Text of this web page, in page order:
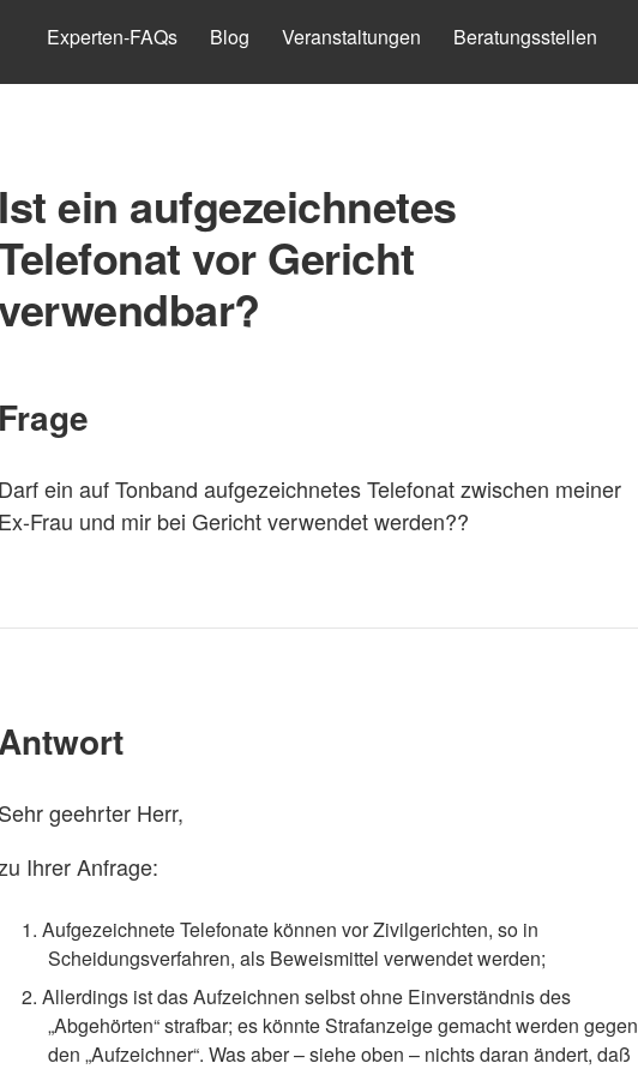
Experten-FAQs Blog Veranstaltungen Beratungsstellen
Ist ein aufgezeichnetes
vor Gericht
Frage
Darf ein auf Tonband aufgezeichnetes Telefonat zwischen meiner
Ex-Frau und mir bei Gericht verwendet werden??
Sehr geehrter Herr,
Ihrer Anfrage:
Aufgezeichnete Telefonate können vor Zivilgerichten, so in
Scheidungsverfahren, als Beweismittel verwendet werden;
Allerdings ist das Aufzeichnen selbst ohne Einverständnis des
„Abgehörten“ strafbar; es könnte Strafanzeige gemacht werden gegen
den „Aufzeichner“. Was aber – siehe oben – nichts daran ändert, daß